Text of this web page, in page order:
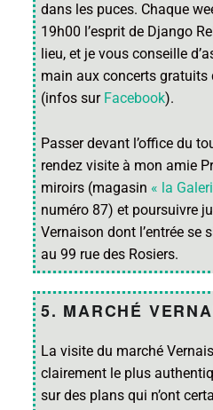
dans les puces. Chaque
19h00 l’esprit de Django
lieu, et je vous conseille
main aux concerts gratuits
(infos sur Facebook).
Passer devant l’office du
rendez visite à mon amie
miroirs (magasin « la
numéro 87) et poursuivre
Vernaison dont l’entrée se
au 99 rue des Rosiers.
5. MARCHÉ
La visite du marché
clairement le plus
sur des plans qui n’ont